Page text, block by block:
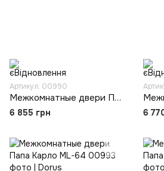
Артикул: 00990
Межкомнатные двери Папа Карло ML-61
6 855 грн 6